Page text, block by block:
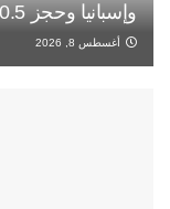
وإسبانيا وحجز 10.5 أطنان
أغسطس 8, 2026